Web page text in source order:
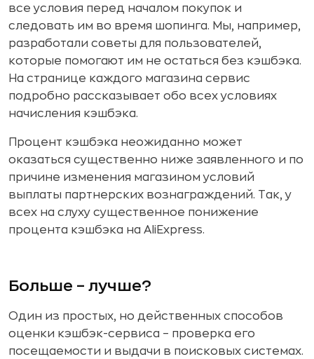
все условия перед началом покупок и
следовать им во время шопинга. Мы, например,
разработали советы для пользователей,
которые помогают им не остаться без кэшбэка.
На странице каждого магазина сервис
подробно рассказывает обо всех условиях
начисления кэшбэка.
Процент кэшбэка неожиданно может
оказаться существенно ниже заявленного и по
причине изменения магазином условий
выплаты партнерских вознаграждений. Так, у
всех на слуху существенное понижение
процента кэшбэка на AliExpress.
Больше – лучше?
Один из простых, но действенных способов
оценки кэшбэк-сервиса – проверка его
посещаемости и выдачи в поисковых системах.